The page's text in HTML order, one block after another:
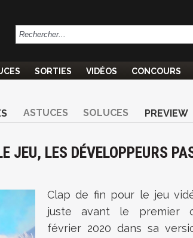
SORTIES VIDÉOS CONCOURS
ASTUCES SOLUCES PREVIEW
JEU, LES DÉVELOPPEURS
Clap de fin pour le jeu
juste avant le premier
février 2020 dans sa